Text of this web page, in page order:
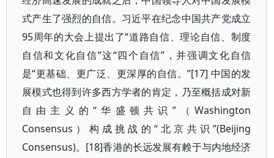
式产生了强烈的自信。习近平在纪念中国共产党成立
95周年的大会上提出了“道路自信、理论自信、制度
自信和文化自信”这“四个自信”，并强调文化自信
是“更基础、更广泛、更深厚的自信。”[17] 中国的发
展模式也得到许多西方学者的肯定，乃至概括成对新
自由主义的“华盛顿共识”（Washington
Consensus）构成挑战的“北京共识”(Beijing
Consensus)。[18]香港的长远发展有赖于与内地经济